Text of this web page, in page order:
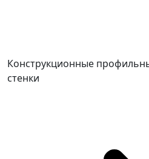
Конструкционные
стенки